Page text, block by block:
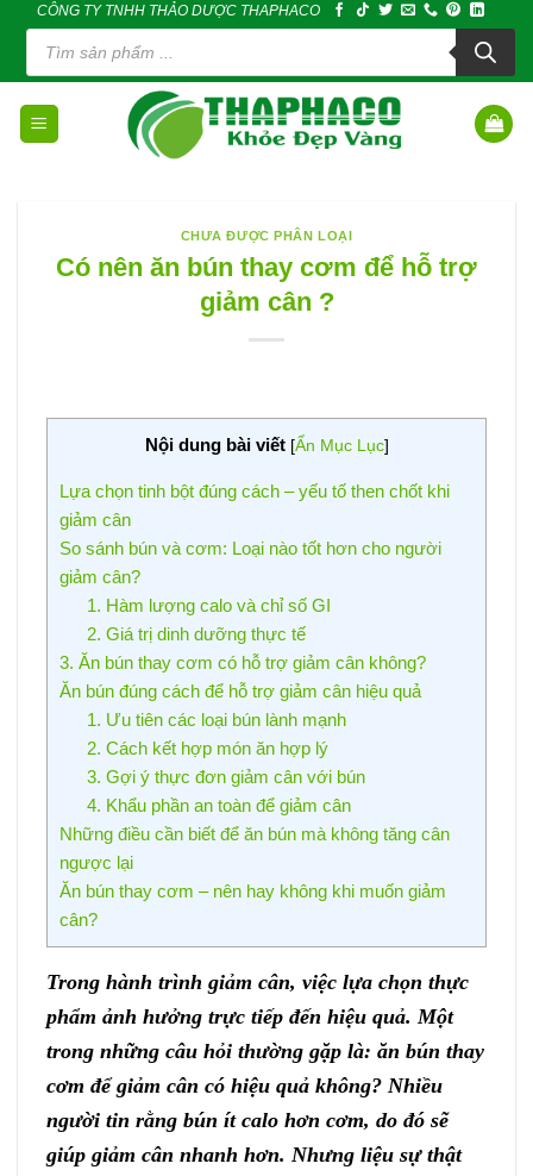
content
CÔNG TY TNHH THẢO DƯỢC THAPHACO
Tìm
kiếm
phẩm
CHƯA ĐƯỢC PHÂN LOẠI
Có nên ăn bún thay cơm để hỗ trợ
giảm cân ?
Nội dung bài viết [Ẩn Mục Lục]
Lựa chọn tinh bột đúng cách – yếu tố then chốt khi
giảm cân
So sánh bún và cơm: Loại nào tốt hơn cho người
giảm cân?
1. Hàm lượng calo và chỉ số GI
2. Giá trị dinh dưỡng thực tế
3. Ăn bún thay cơm có hỗ trợ giảm cân không?
Ăn bún đúng cách để hỗ trợ giảm cân hiệu quả
1. Ưu tiên các loại bún lành mạnh
2. Cách kết hợp món ăn hợp lý
3. Gợi ý thực đơn giảm cân với bún
4. Khẩu phần an toàn để giảm cân
Những điều cần biết để ăn bún mà không tăng cân
ngược lại
Ăn bún thay cơm – nên hay không khi muốn giảm
cân?
Trong hành trình giảm cân, việc lựa chọn thực
phẩm ảnh hưởng trực tiếp đến hiệu quả. Một
trong những câu hỏi thường gặp là: ăn bún thay
cơm để giảm cân có hiệu quả không? Nhiều
người tin rằng bún ít calo hơn cơm, do đó sẽ
giúp giảm cân nhanh hơn. Nhưng liệu sự thật